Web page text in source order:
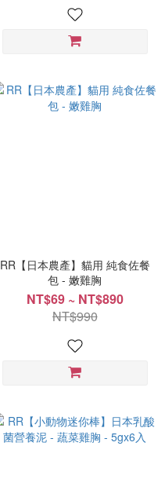
RR【日本農產】貓用 純食佐餐
包 - 嫩雞胸
NT$69 ~ NT$890
NT$990